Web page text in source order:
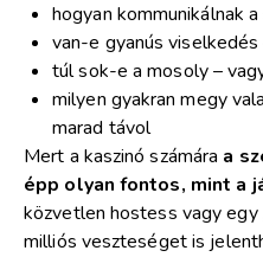
hogyan kommunikálnak
van-e gyanús
túl sok-e a mosoly –
milyen gyakran megy
marad távol
Mert a kaszinó számára a
épp olyan fontos, mint a
közvetlen hostess vagy egy
milliós veszteséget is